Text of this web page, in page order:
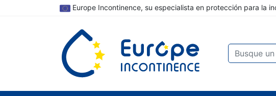
Europe Incontinence, su especialista en protección para la